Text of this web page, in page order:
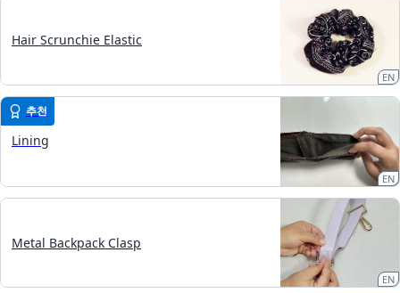
Hair Scrunchie Elastic
EN
추천
Lining
EN
Metal Backpack Clasp
EN